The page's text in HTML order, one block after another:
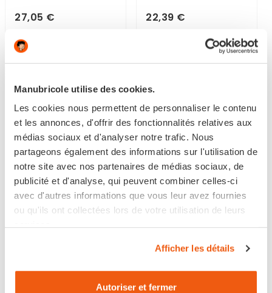
Manubricole utilise des cookies.
Les cookies nous permettent de personnaliser le contenu
et les annonces, d'offrir des fonctionnalités relatives aux
médias sociaux et d'analyser notre trafic. Nous
partageons également des informations sur l'utilisation de
notre site avec nos partenaires de médias sociaux, de
publicité et d'analyse, qui peuvent combiner celles-ci
avec d'autres informations que vous leur avez fournies
ou qu'ils ont collectées lors de votre utilisation de leurs
Afficher les détails
Autoriser et fermer
27,05 € 22,39 €
Disponible
PLANCHERS &